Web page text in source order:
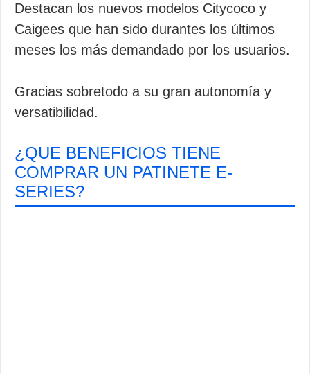
Destacan los nuevos modelos Citycoco y
Caigees que han sido durantes los últimos
meses los más demandado por los usuarios.
Gracias sobretodo a su gran autonomía y
versatibilidad.
¿QUE BENEFICIOS TIENE
COMPRAR UN PATINETE E-
SERIES?